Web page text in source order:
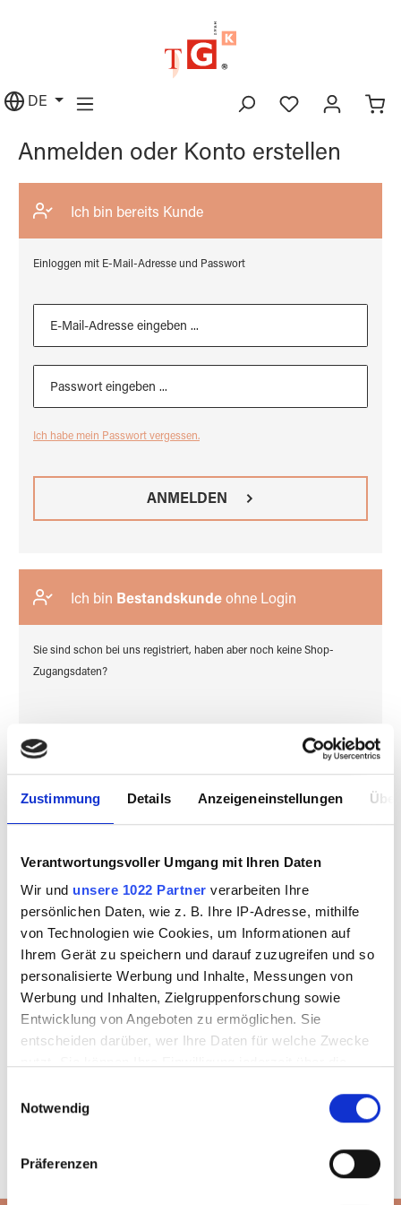
Zustimmung Details Anzeigeneinstellungen
Verantwortungsvoller Umgang mit Ihren Daten
Wir und unsere 1022 Partner verarbeiten Ihre
persönlichen Daten, wie z. B. Ihre IP-Adresse, mithilfe
von Technologien wie Cookies, um Informationen auf
Ihrem Gerät zu speichern und darauf zuzugreifen und so
personalisierte Werbung und Inhalte, Messungen von
Werbung und Inhalten, Zielgruppenforschung sowie
Entwicklung von Angeboten zu ermöglichen. Sie
entscheiden darüber, wer Ihre Daten für welche Zwecke
Trigger Symbol ändern oder widerrufen
Informationen über Ihre geografische Lage
Notwendig
Präferenzen
DE
Anmelden oder Konto erstellen
Ich bin bereits Kunde
Einloggen mit E-Mail-Adresse und Passwort
Ich habe mein Passwort vergessen.
ANMELDEN
Ich bin Bestandskunde ohne Login
Sie sind schon bei uns registriert, haben aber noch keine Shop-
Zugangsdaten?
Sie sind noch kein Kunde und benötigen Shop-Zugangsdaten?
ZUGANG BEANTRAGEN